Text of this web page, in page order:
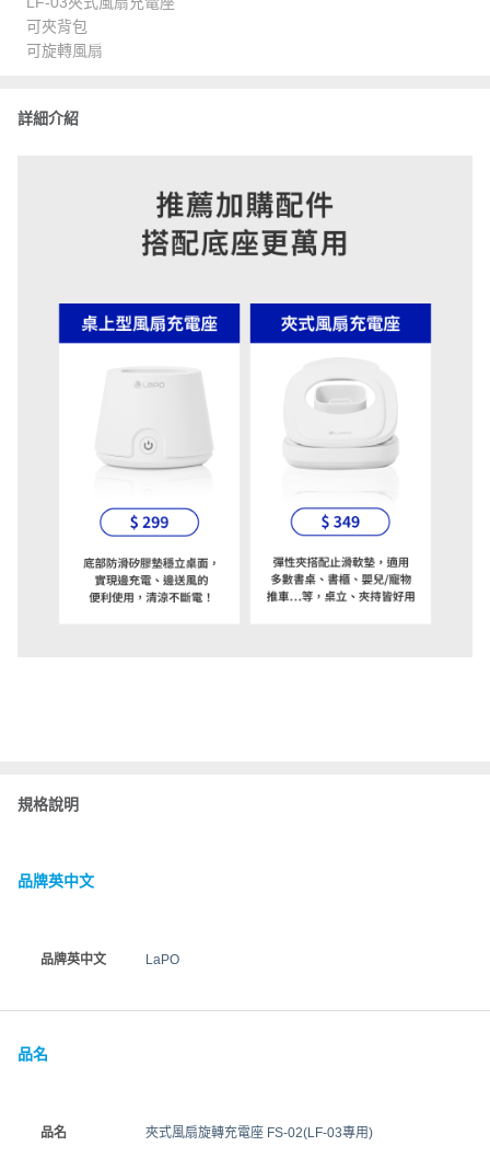
可夾背包
可旋轉風扇
詳細介紹
規格說明
品牌英中文
品牌英中文 LaPO
品名
品名 夾式風扇旋轉充電座 FS-02(LF-03專用)